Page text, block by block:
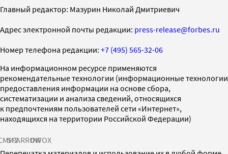
Главный редактор: Мазурин Николай Дмитриевич
Адрес электронной почты редакции: press-release@forbes.ru
Номер телефона редакции: +7 (495) 565-32-06
На информационном ресурсе применяются
рекомендательные технологии (информационные технологии
предоставления информации на основе сбора,
систематизации и анализа сведений, относящихся
к предпочтениям пользователей сети «Интернет»,
находящихся на территории Российской Федерации)
SPARROWINFOX